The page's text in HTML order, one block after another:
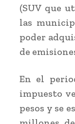
(SUV que
las
poder
de
En el
impuesto
pesos y se